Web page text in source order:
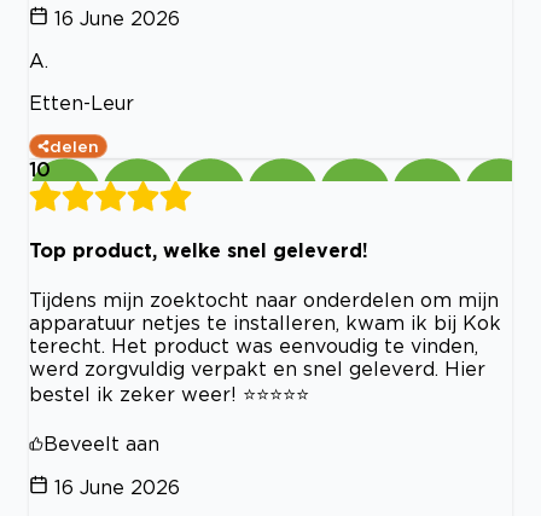
16 June 2026
A.
Etten-Leur
delen
10
Top product, welke snel geleverd!
Tijdens mijn zoektocht naar onderdelen om mijn
apparatuur netjes te installeren, kwam ik bij Kok
terecht. Het product was eenvoudig te vinden,
werd zorgvuldig verpakt en snel geleverd. Hier
bestel ik zeker weer! ⭐⭐⭐⭐⭐
Beveelt aan
16 June 2026